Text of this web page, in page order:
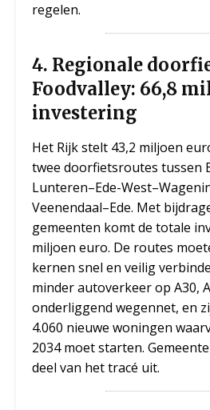
regelen.
4. Regionale
Foodvalley: 66,8
investering
Het Rijk stelt 43,2 miljoen
twee doorfietsroutes tussen
Lunteren–Ede-
Veenendaal–Ede. Met
gemeenten komt de totale
miljoen euro. De routes
kernen snel en veilig
minder autoverkeer op A30,
onderliggend wegennet, en
4.060 nieuwe woningen
2034 moet starten.
deel van het tracé uit.